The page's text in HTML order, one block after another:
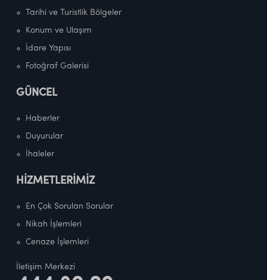
Tarihi ve Turistlik Bölgeler
Konum ve Ulaşım
İdare Yapısı
Fotoğraf Galerisi
GÜNCEL
Haberler
Duyurular
İhaleler
HİZMETLERİMİZ
En Çok Sorulan Sorular
Nikah İşlemleri
Cenaze İşlemleri
İletişim Merkezi